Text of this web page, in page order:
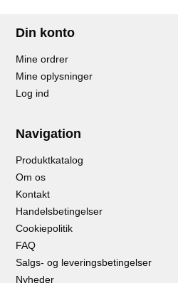
Din konto
Mine ordrer
Mine oplysninger
Log ind
Navigation
Produktkatalog
Om os
Kontakt
Handelsbetingelser
Cookiepolitik
FAQ
Salgs- og leveringsbetingelser
Nyheder